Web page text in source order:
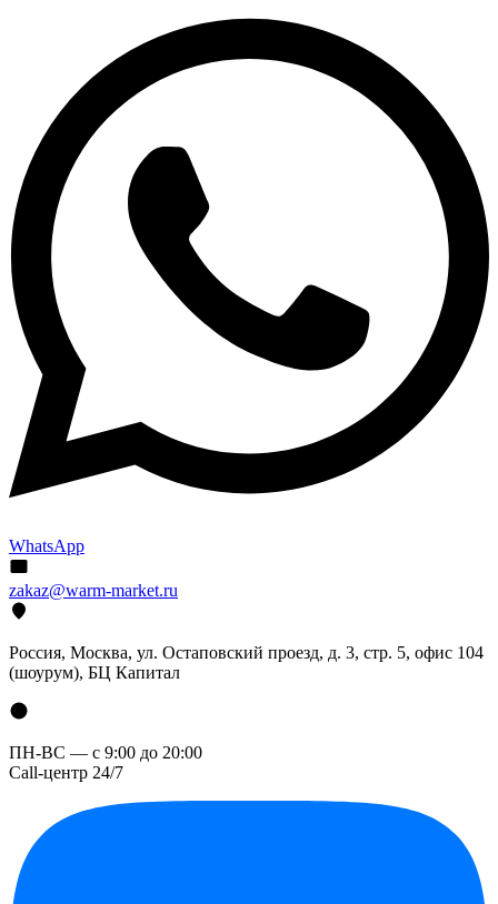
WhatsApp
zakaz@warm-market.ru
Россия, Москва, ул. Остаповский проезд, д. 3, стр. 5, офис 104
(шоурум), БЦ Капитал
ПН-ВС — с 9:00 до 20:00
Call-центр 24/7